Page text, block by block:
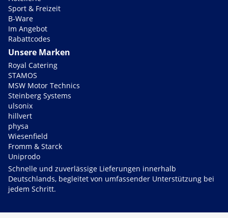
Sport & Freizeit
B-Ware
Im Angebot
Rabattcodes
Unsere Marken
Royal Catering
STAMOS
MSW Motor Technics
Steinberg Systems
ulsonix
hillvert
physa
Wiesenfield
Fromm & Starck
Uniprodo
Schnelle und zuverlässige Lieferungen innerhalb
Deutschlands, begleitet von umfassender Unterstützung bei
jedem Schritt.